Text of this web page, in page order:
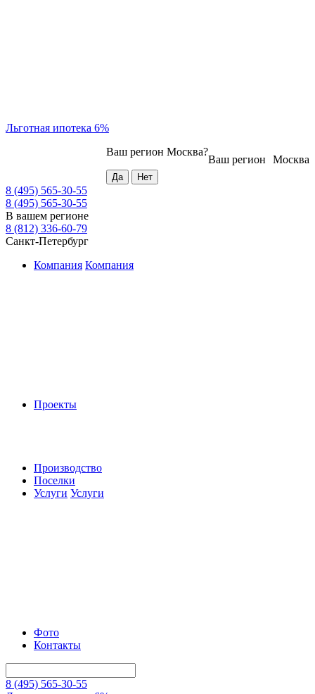
Льготная ипотека 6%
Москва
Ваш регион
Ваш регион Москва?
8 (495) 565-30-55
8 (495) 565-30-55
В вашем регионе
8 (812) 336-60-79
Санкт-Петербург
Компания Компания
Проекты
Производство
Поселки
Услуги Услуги
Фото
Контакты
8 (495) 565-30-55